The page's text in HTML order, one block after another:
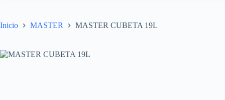
Inicio MASTER MASTER CUBETA 19L